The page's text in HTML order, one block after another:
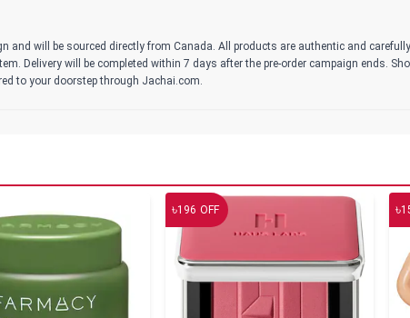
and will be sourced directly from Canada. All products are authentic and
Delivery will be completed within 7 days after the pre-order campaign ends.
to your doorstep through Jachai.com.
৳196 OFF ৳